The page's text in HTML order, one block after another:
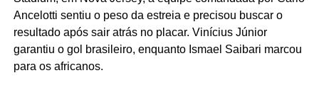
Ancelotti sentiu o peso da estreia e precisou buscar o
resultado após sair atrás no placar. Vinícius Júnior
garantiu o gol brasileiro, enquanto Ismael Saibari marcou
para os africanos.